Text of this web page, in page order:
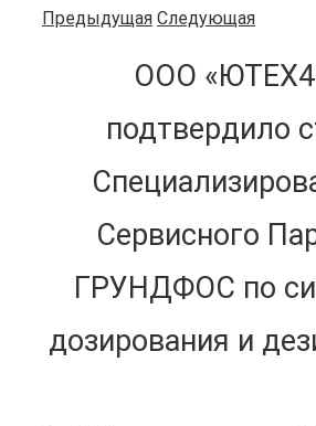
Предыдущая Следующая
ООО
подтвердило
Сервисного
ГРУНДФОС по
дозирования и